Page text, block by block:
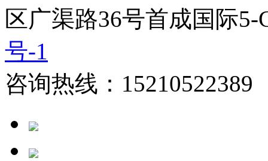
区广渠路36号首成国际
号-1
咨询热线：